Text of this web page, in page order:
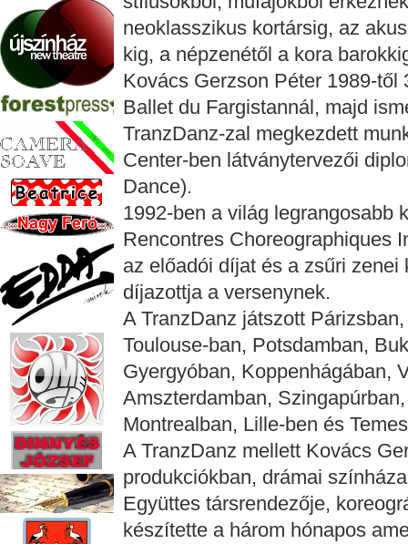
neoklasszikus kortársig, az
kig, a népzenétől a kora
Kovács Gerzson Péter 1989-
Ballet du Fargistannál, majd
TranzDanz-zal megkezdett
Center-ben látványtervezői
Dance).
1992-ben a világ legrangosabb
Rencontres Choreographiques
az előadói díjat és a zsűri
díjazottja a versenynek.
A TranzDanz játszott
Toulouse-ban, Potsdamban,
Gyergyóban, Koppenhágában,
Amszterdamban,
Montrealban, Lille-ben és
A TranzDanz mellett Kovács
produkciókban, drámai
Együttes társrendezője,
készítette a három hónapos